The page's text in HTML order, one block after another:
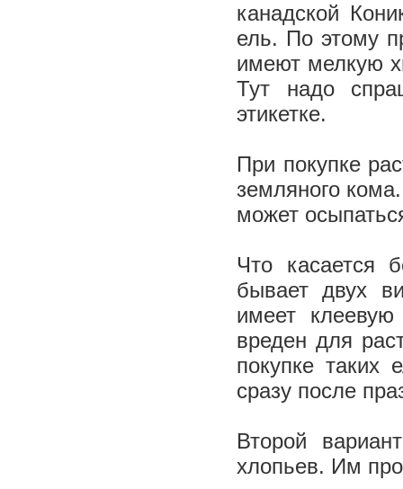
канадской
ель. По этому
имеют мелкую
Тут надо
этикетке.
При покупке
земляного
может
Что касается
бывает двух
имеет
вреден для
покупке таких
сразу после
Второй
хлопьев. Им